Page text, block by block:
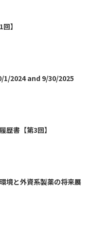
】
1/2024 and 9/30/2025
歴書【第3回】
境と外資系製薬の将来展